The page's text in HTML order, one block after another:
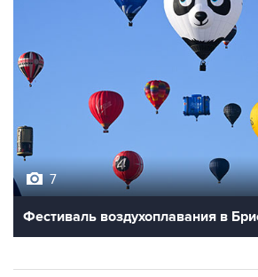
7
Фестиваль воздухоплавания в